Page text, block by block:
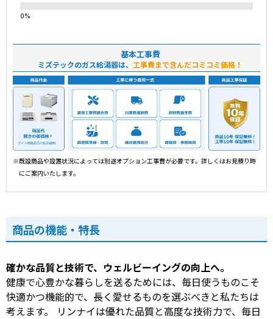
基本工事費
ミズテックのガス給湯器は、 工事費まで含んだコミコミ価格！
※既設商品や設置状況によっては別途オプション工事費が必要です。詳しくはお見積り時
にご案内いたします。
商品の機能・特長
確かな品質と技術で、ウェルビーイングの向上へ。
健康で心豊かな暮らしを送るためには、毎日使うものこそ
快適かつ機能的で、長く愛せるものを選ぶべきと私たちは
考えます。 リンナイは優れた品質と高度な技術力で、毎日